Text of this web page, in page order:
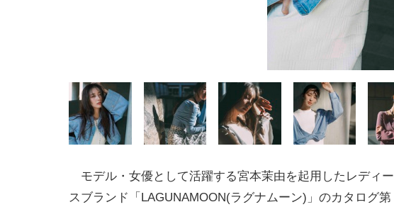
モデル・女優として活躍する宮本茉由を起用したレディー
スブランド「LAGUNAMOON(ラグナムーン)」のカタログ第